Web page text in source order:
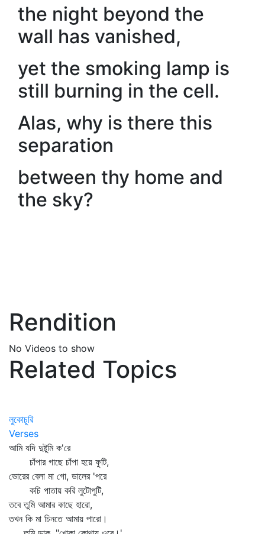
the night beyond the
wall has vanished,
yet the smoking lamp is
still burning in the cell.
Alas, why is there this
separation
between thy home and
the sky?
Rendition
No Videos to show
Related Topics
লুকোচুরি
Verses
আমি যদি দুষ্টুমি ক'রে
চাঁপার গাছে চাঁপা হয়ে ফুটি,
ভোরের বেলা মা গো, ডালের 'পরে
কচি পাতায় করি লুটোপুটি,
তবে তুমি আমার কাছে হারো,
তখন কি মা চিনতে আমায় পারো।